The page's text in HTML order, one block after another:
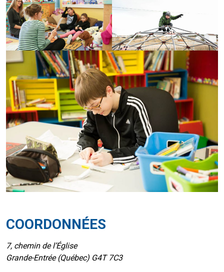
COORDONNÉES
7, chemin de l’Église
Grande-Entrée (Québec) G4T 7C3